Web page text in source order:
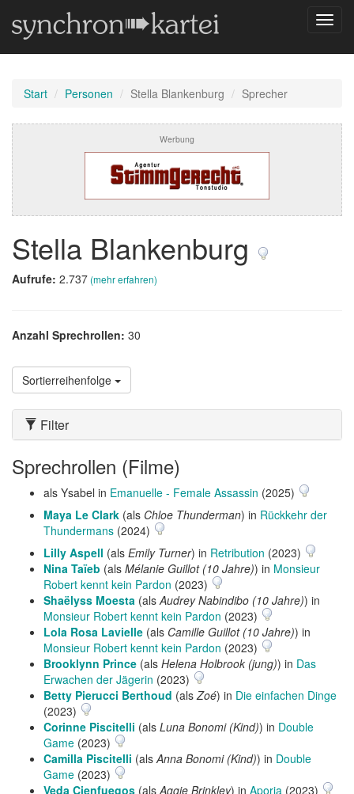
Start Personen Stella Blankenburg Sprecher
Werbung
Stella Blankenburg
Aufrufe: 2.737(mehr erfahren)
Anzahl Sprechrollen: 30
Sortierreihenfolge
Filter
Sprechrollen (Filme)
als Ysabel in Emanuelle - Female Assassin (2025)
Maya Le Clark (als Chloe Thunderman) in Rückkehr der
Thundermans (2024)
Lilly Aspell (als Emily Turner) in Retribution (2023)
Nina Taïeb (als Mélanie Guillot (10 Jahre)) in Monsieur
Robert kennt kein Pardon (2023)
Shaëlyss Moesta (alsAudrey Nabindibo (10 Jahre)) in
Monsieur Robert kennt kein Pardon (2023)
Lola Rosa Lavielle (als Camille Guillot (10 Jahre)) in
Monsieur Robert kennt kein Pardon (2023)
Brooklynn Prince (als Helena Holbrook (jung)) in Das
Erwachen der Jägerin (2023)
Betty Pierucci Berthoud (alsZoé) in Die einfachen Dinge
(2023)
Corinne Piscitelli (als Luna Bonomi (Kind)) in Double
Game (2023)
Camilla Piscitelli (alsAnna Bonomi (Kind)) in Double
Game (2023)
Veda Cienfuegos (alsAggie Brinkley) in Aporia (2023)